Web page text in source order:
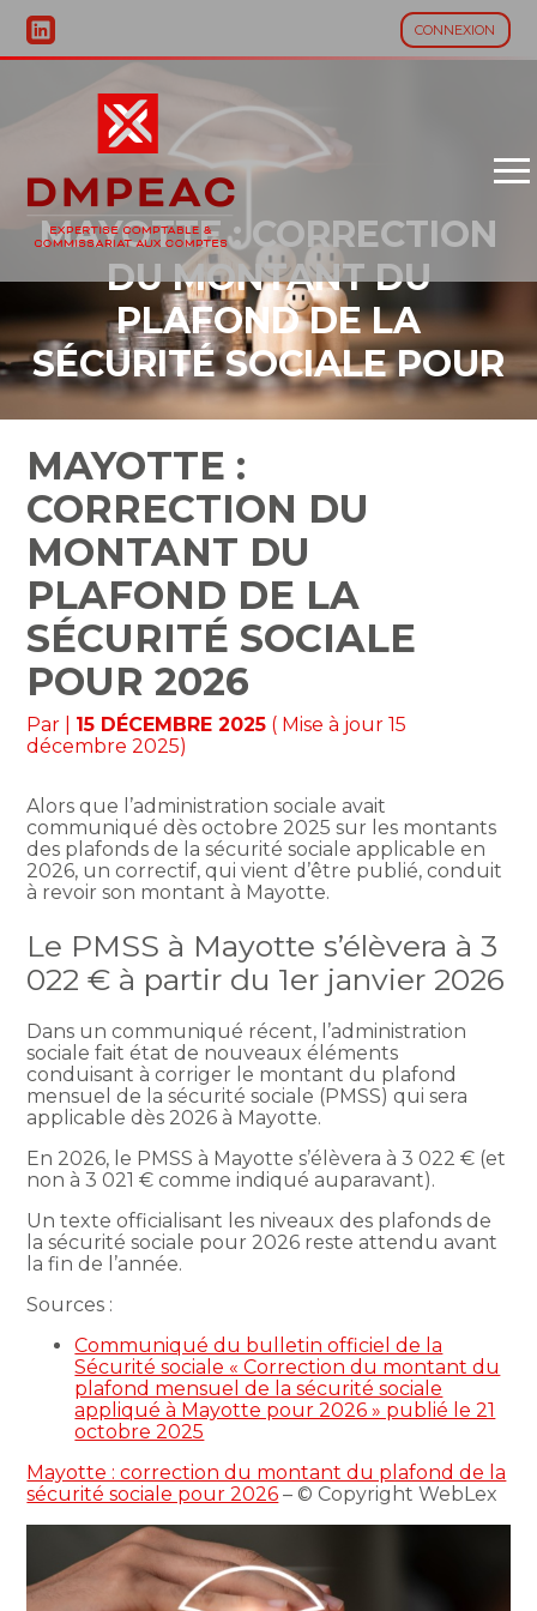
CONNEXION
Aller
contenuMAYOTTE : CORRECTION
DU MONTANT DU
PLAFOND DE LA
SÉCURITÉ SOCIALE POUR
2026
MAYOTTE :
CORRECTION DU
MONTANT DU
PLAFOND DE LA
SÉCURITÉ SOCIALE
POUR 2026
Par 15 DÉCEMBRE 2025 ( Mise à jour 15
décembre 2025)
Alors que l’administration sociale avait
communiqué dès octobre 2025 sur les montants
des plafonds de la sécurité sociale applicable en
2026, un correctif, qui vient d’être publié, conduit
à revoir son montant à Mayotte.
Le PMSS à Mayotte s’élèvera à 3
022 € à partir du 1er janvier 2026
Dans un communiqué récent, l’administration
sociale fait état de nouveaux éléments
conduisant à corriger le montant du plafond
mensuel de la sécurité sociale (PMSS) qui sera
applicable dès 2026 à Mayotte.
En 2026, le PMSS à Mayotte s’élèvera à 3 022 € (et
non à 3 021 € comme indiqué auparavant).
Un texte officialisant les niveaux des plafonds de
la sécurité sociale pour 2026 reste attendu avant
la fin de l’année.
Sources :
Communiqué du bulletin officiel de la
Sécurité sociale « Correction du montant du
plafond mensuel de la sécurité sociale
appliqué à Mayotte pour 2026 » publié le 21
octobre 2025
Mayotte : correction du montant du plafond de la
sécurité sociale pour 2026 – © Copyright WebLex